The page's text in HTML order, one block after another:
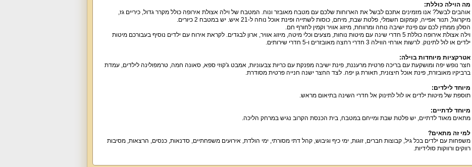
מה הוילה כוללת:
אוהבים לבשל? אנו מזמינים אתכם לבשל את הארוחות שלכם עם מטבח מאובזר ונוח. המטבח של וילה אצולת אירופה כולל מקרר גדול, כיריים גז,
מיקרוגל, תנור אפייה, קומקום חשמלי, פלטת שבת, מיחם, כוסות לשתייה ופינת אוכל נוחה ל-21 איש. יש במטבח 2 כיורים.
הסלון ממתין לכם עם פינת ישיבה נוחה ומרווחת, מיזוג אוויר וקמין לחורף חם.
וילה אצולת אירופה כוללת 5 חדרי שינה עם מיטות נוחות, מצעים וכלי מיטה, מיזוג אוויר, ארון לבגדים. לקראת אירוח עם ילדים נוסיף בעבורכם מיטות
ילדים או לול לתינוק. לרשות אורחי הווילה 3 חדרי רחצה מאובזרים ו-5 חדרי שירותים.
אטרקציות מיוחדות בוילה:
חצר נופש יפה ומושקעת עם בריכה פרטית מרעננת, פינת ישיבה מפנקת עם כריות צבעוניות, אמבט ג'קוזי ספא, סאונה חמה, טרמפולינה לילדים, עמדת
ברביקיו מאובזרת, פינת אוכל חיצונית, תאורת גן יפה. לצד החצר ישנה חנייה פרטית מסודרת.
מיוחד לילדים:
תוספת של מיטות ילדים או לול לתינוק אל חדרי השינה בתיאום מראש.
מיוחד לדתיים:
מתאים מאוד לדתיים, יש פלטת שבת ומייחם במטבח, בית הכנסת הקרוב נגיש במרחק הליכה.
למי זה מתאים?
משפחות עם ילדים בכל גיל, קבוצות חברים, זוגות, ימי כיף וגיבוש, קהל דתי מסורתי, ימי הולדת, אירועים משפחתיים, סדנאות, כנסים, הרצאות, מסיבות
רווקים ורווקות סולידיות.